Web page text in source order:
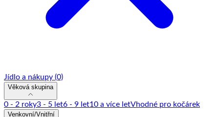
Jídlo a nákupy (0)
Věková skupina
0 - 2 roky3 - 5 let6 - 9 let10 a více letVhodné pro kočárek
Venkovní/Vnitřní